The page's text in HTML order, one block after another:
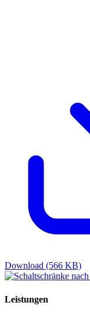
Download (566 KB)
Leistungen